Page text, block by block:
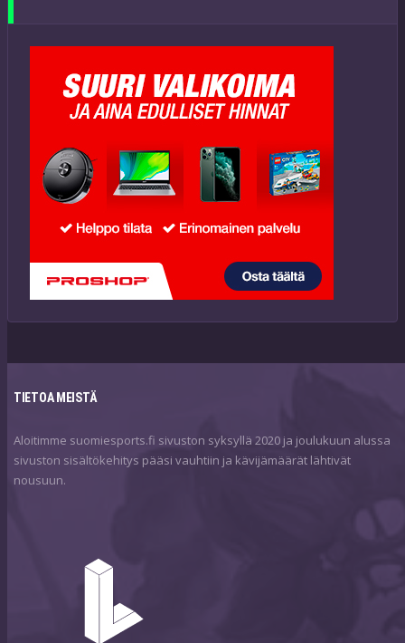
TIETOA MEISTÄ
Aloitimme suomiesports.fi sivuston syksyllä 2020 ja joulukuun alussa
sivuston sisältökehitys pääsi vauhtiin ja kävijämäärät lähtivät
nousuun.